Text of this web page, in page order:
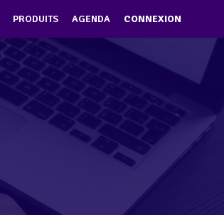
PRODUITS AGENDA CONNEXION